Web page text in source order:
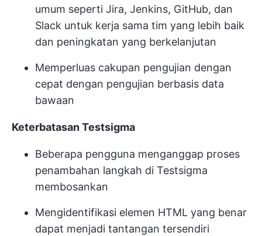
umum seperti Jira, Jenkins, GitHub, dan
Slack untuk kerja sama tim yang lebih baik
dan peningkatan yang berkelanjutan
Memperluas cakupan pengujian dengan
cepat dengan pengujian berbasis data
bawaan
Keterbatasan Testsigma
Beberapa pengguna menganggap proses
penambahan langkah di Testsigma
membosankan
Mengidentifikasi elemen HTML yang benar
dapat menjadi tantangan tersendiri